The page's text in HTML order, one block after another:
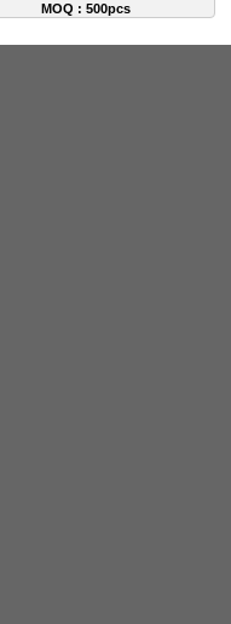
MOQ : 500pcs